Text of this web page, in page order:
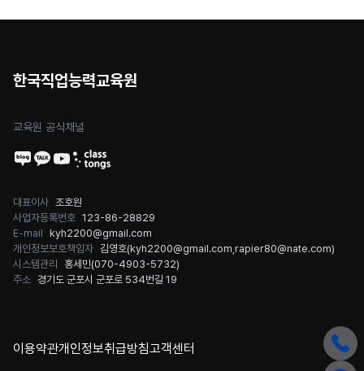
한국직업능력교육원
교육원 공식채널
대표이사 조호원
사업자등록번호 123-86-28829
E-mail kyh2200@gmail.com
개인정보보호책임자 김영호(kyh2200@gmail.com rapier80@nate.com)
시스템관리
홍세민(070-4903-5732)
주소 경기도 군포시 군포로 534번길 19
이용약관개인정보취급방침고객센터